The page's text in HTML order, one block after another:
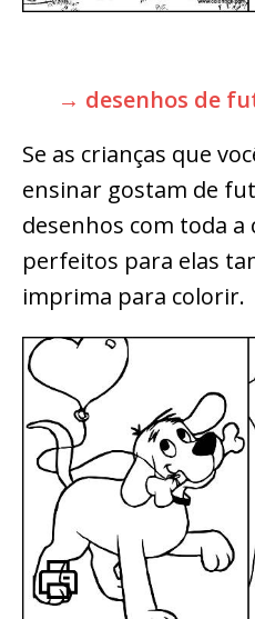
→ desenhos de
Se as crianças que
ensinar gostam de
desenhos com toda a
perfeitos para elas
imprima para colorir.